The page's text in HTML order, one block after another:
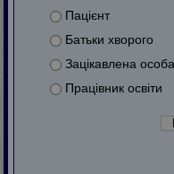
Пацієнт
Батьки хворого
Зацікавлена особа
Працівник освіти